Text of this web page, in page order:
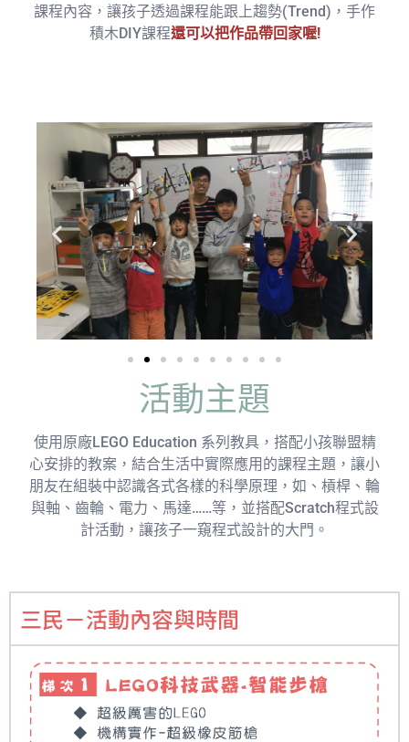
課程內容，讓孩子透過課程能跟上趨勢(Trend)，手作
積木DIY課程還可以把作品帶回家喔!
活動主題
使用原廠LEGO Education 系列教具，搭配小孩聯盟精
心安排的教案，結合生活中實際應用的課程主題，讓小
朋友在組裝中認識各式各樣的科學原理，如、槓桿、輪
與軸、齒輪、電力、馬達……等，並搭配Scratch程式設
計活動，讓孩子一窺程式設計的大門。
三民－活動內容與時間